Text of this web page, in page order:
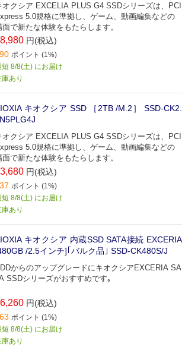
オクシア EXCELIA PLUS G4 SSDシリーズは、PCI
5.0規格に準拠し、ゲーム、動画編集などの
面で新たな体験をもたらします。
円(税込)
ポイント (1%)
短 8/8(土) にお届け
庫あり
キオクシア SSD ［2TB /M.2］ SSD-CK2.
オクシア EXCELIA PLUS G4 SSDシリーズは、PCI
5.0規格に準拠し、ゲーム、動画編集などの
面で新たな体験をもたらします。
円(税込)
ポイント (1%)
短 8/8(土) にお届け
庫あり
キオクシア 内蔵SSD SATA接続 EXCERIA
/2.5インチ]｢バルク品｣ SSD-CK480S/J
からのアップグレードにキオクシアEXCERIA SA
SSDシリーズがおすすめです｡
円(税込)
ポイント (1%)
短 8/8(土) にお届け
庫あり